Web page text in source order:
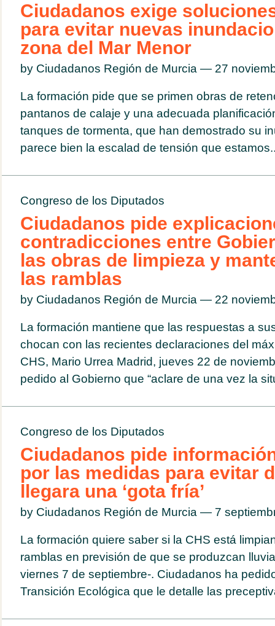
Ciudadanos exige
para evitar nuevas
zona del Mar Menor
by Ciudadanos Región de Murcia — 27
La formación pide que se primen obras de
pantanos de calaje y una adecuada
tanques de tormenta, que han demostrado su
parece bien la escalad de tensión que
Congreso de los Diputados
Ciudadanos pide
contradicciones entre
las obras de limpieza y
las ramblas
by Ciudadanos Región de Murcia — 22
La formación mantiene que las respuestas a
chocan con las recientes declaraciones del
CHS, Mario Urrea Madrid, jueves 22 de
pedido al Gobierno que “aclare de una vez la
Congreso de los Diputados
Ciudadanos pide
por las medidas para evitar
llegara una ‘gota fría’
by Ciudadanos Región de Murcia — 7
La formación quiere saber si la CHS está
ramblas en previsión de que se produzcan
viernes 7 de septiembre-. Ciudadanos ha
Transición Ecológica que le detalle las